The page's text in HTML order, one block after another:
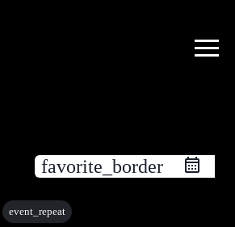
favorite_border
event_repeat